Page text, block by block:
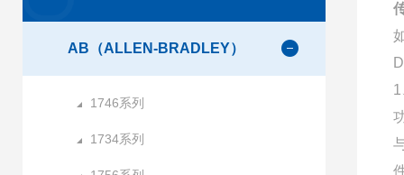
AB（ALLEN-BRADLEY）
1746系列
1734系列